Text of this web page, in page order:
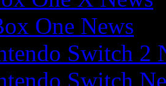
One News
Switch 2
Switch